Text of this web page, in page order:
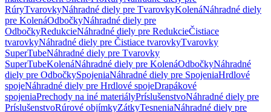
RúryTvarovkyNáhradné diely pre TvarovkyKolenáNáhradné diely
pre KolenáOdbočkyNáhradné diely pre
OdbočkyRedukcieNáhradné diely pre RedukcieČistiace
tvarovkyNáhradné diely pre Čistiace tvarovkyTvarovky
SuperTubeNáhradné diely pre Tvarovky
SuperTubeKolenáNáhradné diely pre KolenáOdbočkyNáhradné
diely pre OdbočkySpojeniaNáhradné diely pre SpojeniaHrdlové
spojeNáhradné diely pre Hrdlové spojeDrapákové
spojeniaPrechody na iné materiályPríslušenstvoNáhradné diely pre
PríslušenstvoRúrové objímkyZátkyTesneniaNáhradné diely pre